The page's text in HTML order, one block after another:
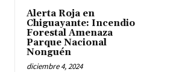
Alerta Roja en
Chiguayante: Incendio
Forestal Amenaza
Parque Nacional
Nonguén
diciembre 4, 2024